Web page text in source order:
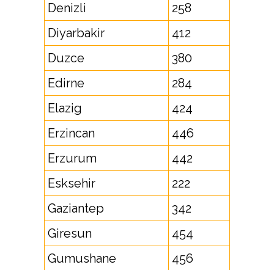
Denizli
258
Diyarbakir
412
Duzce
380
Edirne
284
Elazig
424
Erzincan
446
Erzurum
442
Esksehir
222
Gaziantep
342
Giresun
454
Gumushane
456